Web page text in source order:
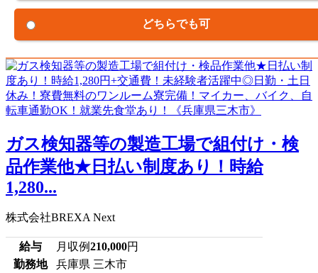
どちらでも可
ガス検知器等の製造工場で組付け・検
品作業他★日払い制度あり！時給
1,280...
株式会社BREXA Next
給与 月収例210,000円
勤務地
兵庫県 三木市